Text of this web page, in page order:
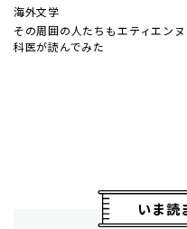
海外文学
その周囲の人たちも――エティエ
科医が読んでみた
いま読